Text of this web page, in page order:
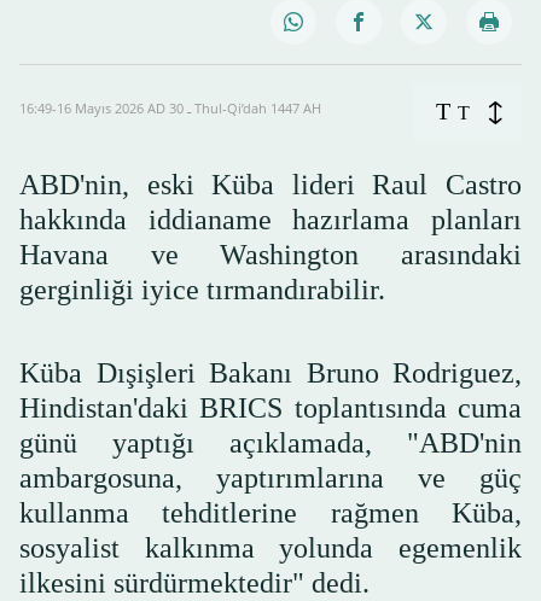
16:49-16 Mayıs 2026 AD ـ 30 Thul-Qi’dah 1447 AH T T
ABD'nin, eski Küba lideri Raul Castro
hakkında iddianame hazırlama planları
Havana ve Washington arasındaki
gerginliği iyice tırmandırabilir.
Küba Dışişleri Bakanı Bruno Rodriguez,
Hindistan'daki BRICS toplantısında cuma
günü yaptığı açıklamada, "ABD'nin
ambargosuna, yaptırımlarına ve güç
kullanma tehditlerine rağmen Küba,
sosyalist kalkınma yolunda egemenlik
ilkesini sürdürmektedir" dedi.